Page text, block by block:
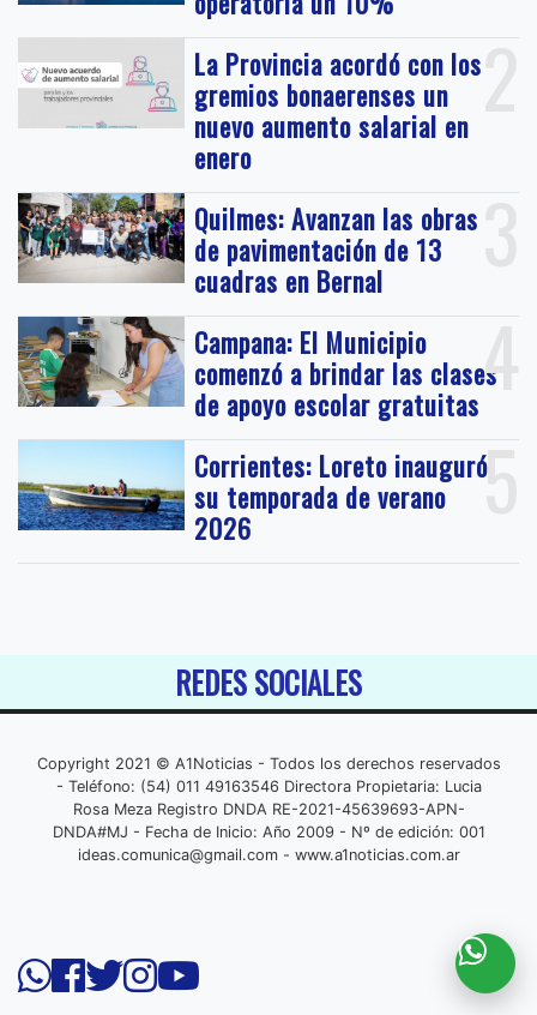
2
La Provincia acordó con los
gremios bonaerenses un
nuevo aumento salarial en
enero
3
Quilmes: Avanzan las obras
de pavimentación de 13
cuadras en Bernal
4
Campana: El Municipio
comenzó a brindar las clases
de apoyo escolar gratuitas
5
Corrientes: Loreto inauguró
su temporada de verano
2026
REDES SOCIALES
Copyright 2021 © A1Noticias - Todos los derechos reservados
- Teléfono: (54) 011 49163546 Directora Propietaria: Lucia
Rosa Meza Registro DNDA RE-2021-45639693-APN-
DNDA#MJ - Fecha de Inicio: Año 2009 - Nº de edición: 001
ideas.comunica@gmail.com- www.a1noticias.com.ar